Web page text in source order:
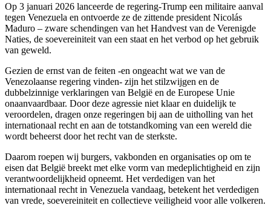
Op 3 januari 2026 lanceerde de regering-Trump een militaire aanval
tegen Venezuela en ontvoerde ze de zittende president Nicolás
Maduro – zware schendingen van het Handvest van de Verenigde
Naties, de soevereiniteit van een staat en het verbod op het gebruik
van geweld.
Gezien de ernst van de feiten -en ongeacht wat we van de
Venezolaanse regering vinden- zijn het stilzwijgen en de
dubbelzinnige verklaringen van België en de Europese Unie
onaanvaardbaar. Door deze agressie niet klaar en duidelijk te
veroordelen, dragen onze regeringen bij aan de uitholling van het
internationaal recht en aan de totstandkoming van een wereld die
wordt beheerst door het recht van de sterkste.
Daarom roepen wij burgers, vakbonden en organisaties op om te
eisen dat België breekt met elke vorm van medeplichtigheid en zijn
verantwoordelijkheid opneemt. Het verdedigen van het
internationaal recht in Venezuela vandaag, betekent het verdedigen
van vrede, soevereiniteit en collectieve veiligheid voor alle volkeren.